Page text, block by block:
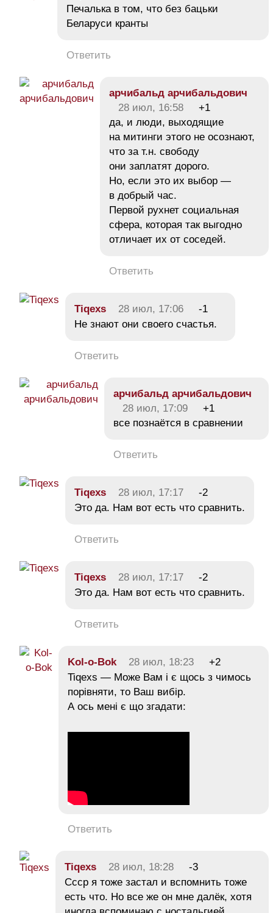
Печалька в том, что без бацьки
Беларуси кранты
Ответить
арчибальд арчибальдович
28 июл, 16:58
+1
да, и люди, выходящие
на митинги этого не осознают,
что за т.н. свободу
они заплатят дорого.
Но, если это их выбор —
в добрый час.
Первой рухнет социальная
сфера, которая так выгодно
отличает их от соседей.
Ответить
Tiqexs 28 июл, 17:06
-1
Не знают они своего счастья.
Ответить
арчибальд арчибальдович
28 июл, 17:09
+1
все познаётся в сравнении
Ответить
Tiqexs 28 июл, 17:17
-2
Это да. Нам вот есть что сравнить.
Ответить
Tiqexs 28 июл, 17:17
-2
Это да. Нам вот есть что сравнить.
Ответить
Kol-o-Bok 28 июл, 18:23
+2
Tiqexs — Може Вам і є щось з чимось
порівняти, то Ваш вибір.
А ось мені є що згадати:
Ответить
Tiqexs 28 июл, 18:28
-3
Ссср я тоже застал и вспомнить тоже
есть что. Но все же он мне далёк, хотя